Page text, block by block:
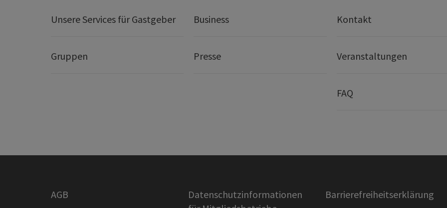
Unsere Services für Gastgeber Business
Gruppen Presse
Kontakt
Veranstaltungen
FAQ
AGB
Datenschutzinformationen
Barrierefreiheitserklärung